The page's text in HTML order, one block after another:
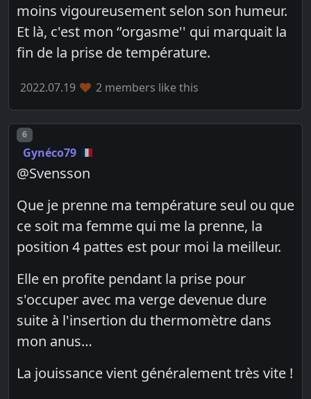
moins vigoureusement selon son humeur.
Et là, c'est mon ‘’orgasme'' qui marquait la
fin de la prise de température.
2022.07.19 2 members like this
Post number
6
Gynéco79
@Svensson
Que je prenne ma température seul ou que
ce soit ma femme qui me la prenne, la
position 4 pattes est pour moi la meilleur.
Elle en profite pendant la prise pour
s'occuper avec ma verge devenue dure
suite à l'insertion du thermomètre dans
mon anus…
La jouissance vient généralement très vite !